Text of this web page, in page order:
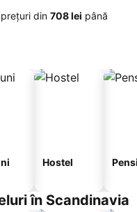
din ‎708 lei până
Hostel
în Scandinavia